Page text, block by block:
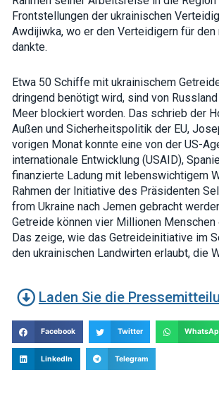
Frontstellungen der ukrainischen
Awdijiwka, wo er den Verteidigern für den
dankte.
Etwa 50 Schiffe mit ukrainischem
dringend benötigt wird, sind von
Meer blockiert worden. Das schrieb der
Außen und Sicherheitspolitik der EU,
vorigen Monat konnte eine von der US-
internationale Entwicklung (USAID),
finanzierte Ladung mit lebenswichtigem
Rahmen der Initiative des Präsidenten
from Ukraine nach Jemen gebracht
Getreide können vier Millionen Menschen
Das zeige, wie das Getreideinitiative im
den ukrainischen Landwirten erlaubt, die
Laden Sie die
Facebook Twitter
LinkedIn Telegram